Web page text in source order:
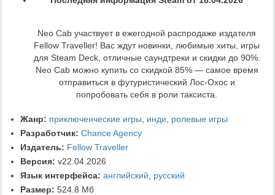
Neo Cab участвует в ежегодной распродаже издателя
Fellow Traveller! Вас ждут новинки, любимые хиты, игры
для Steam Deck, отличные саундтреки и скидки до 90%.
Neo Cab можно купить со скидкой 85% — самое время
отправиться в футуристический Лос-Охос и
попробовать себя в роли таксиста.
Жанр: приключенческие игры инди
ролевые игры
Разработчик: Chance Agency
Издатель: Fellow Traveller
Версия: v22.04.2026
Язык интерфейса: английский
русский
Размер: 524.8 Мб